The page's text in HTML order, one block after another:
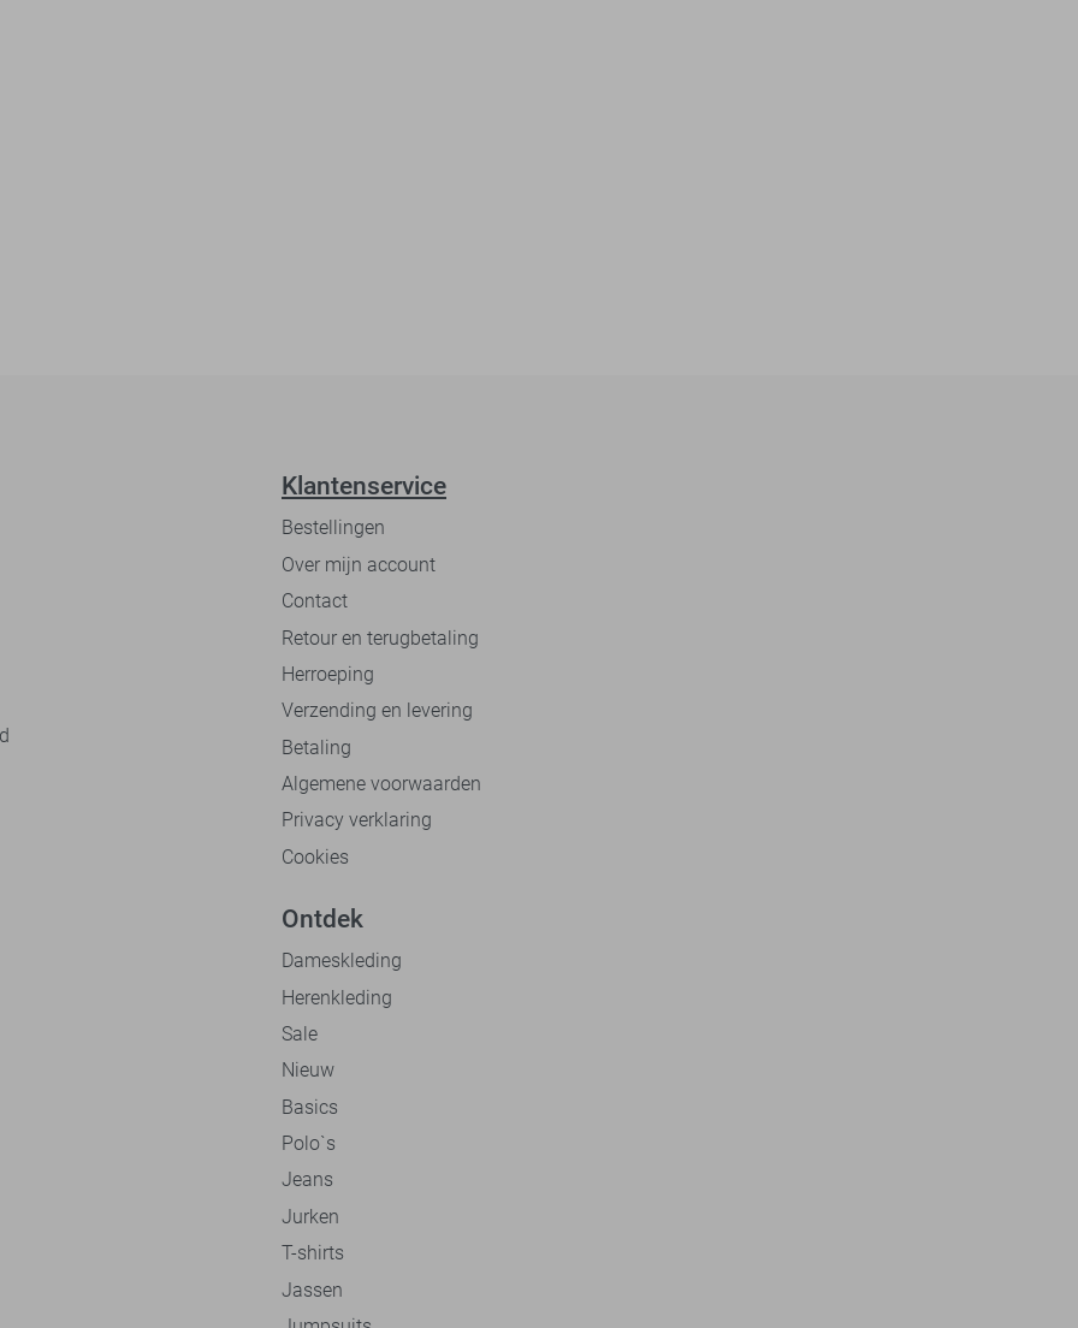
Klantenservice
Bestellingen
Over mijn account
Contact
Retour en terugbetaling
Herroeping
Verzending en levering
Betaling
Algemene voorwaarden
Privacy verklaring
Cookies
Ontdek
Dameskleding
Herenkleding
Sale
Nieuw
Basics
Polo`s
Jeans
Jurken
T-shirts
Jassen